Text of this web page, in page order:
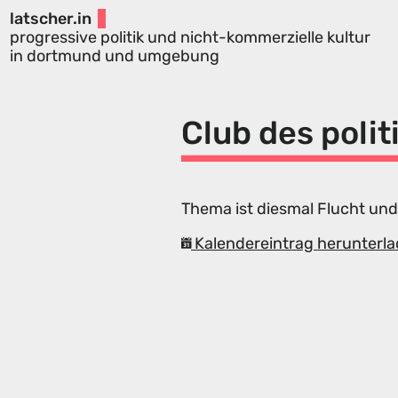
latscher.in
progressive politik und nicht-kommerzielle kultur
in dortmund und umgebung
Club des
Thema ist diesmal Flucht
Kalendereintrag